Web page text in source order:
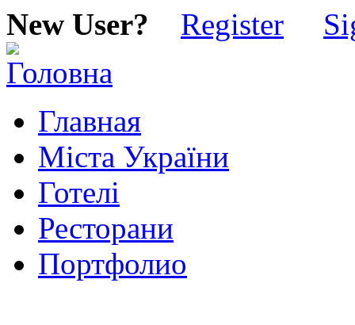
New User? Register
Главная
Міста України
Готелі
Ресторани
Портфолио